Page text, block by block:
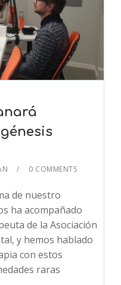
0 COMMENTS
de nuestro
ha acompañado
de la Asociación
y hemos hablado
con estos
raras